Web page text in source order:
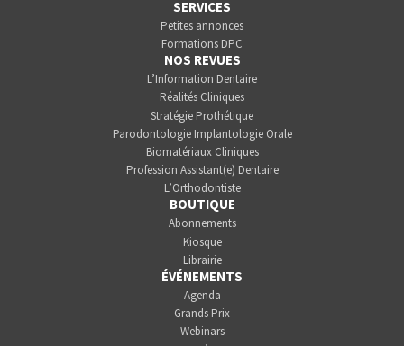
SERVICES
Petites annonces
Formations DPC
NOS REVUES
L’Information Dentaire
Réalités Cliniques
Stratégie Prothétique
Parodontologie Implantologie Orale
Biomatériaux Cliniques
Profession Assistant(e) Dentaire
L’Orthodontiste
BOUTIQUE
Abonnements
Kiosque
Librairie
ÉVÉNEMENTS
Agenda
Grands Prix
Webinars